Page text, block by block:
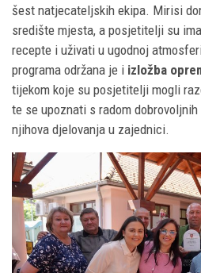
šest natjecateljskih ekipa. Mirisi
središte mjesta, a posjetitelji su
recepte i uživati ​​u ugodnoj
programa održana je i izložba
tijekom koje su posjetitelji mogli
te se upoznati s radom
njihova djelovanja u zajednici.